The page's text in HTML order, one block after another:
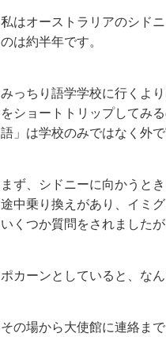
私はオーストラリアのシド
のは約半年です。
みっちり語学学校に行くよ
をショートトリップしてみ
語」は学校のみではなく外
まず、シドニーに向かうと
途中乗り換えがあり、イミ
いくつか質問をされました
ポカーンとしていると、な
その場から大使館に連絡ま